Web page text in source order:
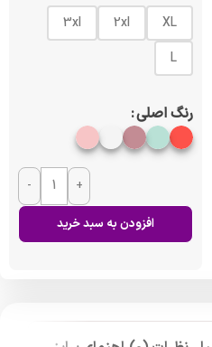
XL
2xl
3xl
L
رنگ اصلی
- +
افزودن به سبد خرید